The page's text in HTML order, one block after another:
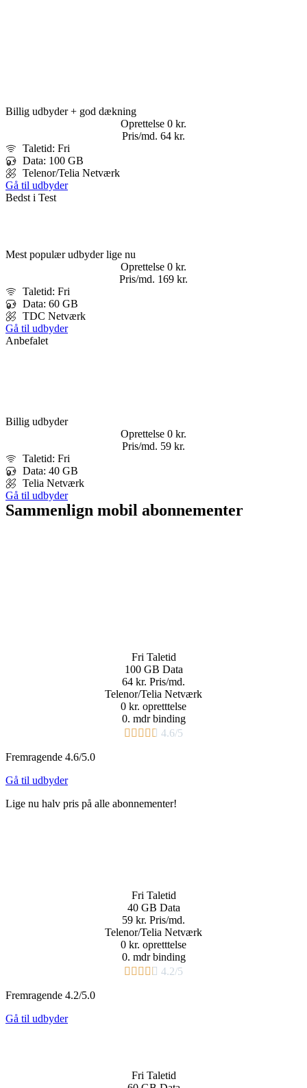
Billig udbyder + god dækning
Oprettelse 0 kr.
Pris/md.​ 64 kr.
Taletid: Fri
Data: 100 GB
Telenor/Telia Netværk
Gå til udbyder
Bedst i Test
Mest populær udbyder lige nu
Oprettelse 0 kr.
Pris/md. 169 kr.
Taletid: Fri
Data: 60 GB
TDC Netværk
Gå til udbyder
Anbefalet
Billig udbyder
Oprettelse 0 kr.
Pris/md.​ 59 kr.
Taletid: Fri
Data: 40 GB
Telia Netværk
Gå til udbyder
Sammenlign mobil abonnementer
Fri Taletid
100 GB Data
64 kr. Pris/md.
Telenor/Telia Netværk
0 kr. opretttelse
0. mdr binding​
     4.6/5
Fremragende 4.6/5.0
Gå til udbyder
Lige nu halv pris på alle abonnementer!
Fri Taletid
40 GB Data
59 kr. Pris/md.​
Telenor/Telia Netværk
0 kr. opretttelse
0. mdr binding​
     4.2/5
Fremragende 4.2/5.0
Gå til udbyder
Fri Taletid